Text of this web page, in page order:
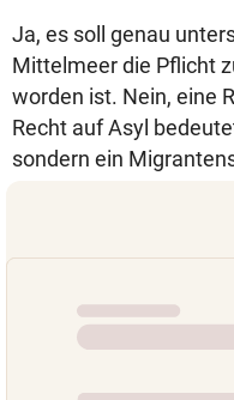
Ja, es soll genau
Mittelmeer die Pflicht
worden ist. Nein, eine
Recht auf Asyl
sondern ein